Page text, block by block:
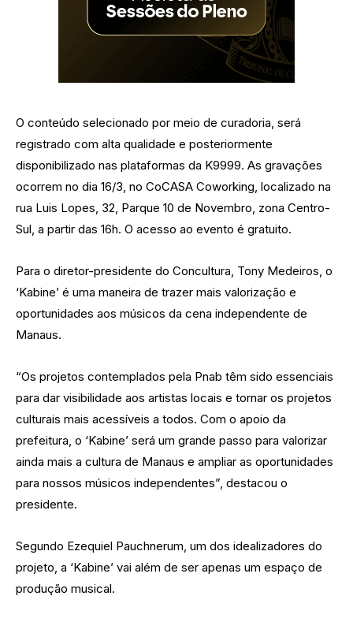
O conteúdo selecionado por meio de curadoria, será
registrado com alta qualidade e posteriormente
disponibilizado nas plataformas da K9999. As gravações
ocorrem no dia 16/3, no CoCASA Coworking, localizado na
rua Luis Lopes, 32, Parque 10 de Novembro, zona Centro-
Sul, a partir das 16h. O acesso ao evento é gratuito.
Para o diretor-presidente do Concultura, Tony Medeiros, o
‘Kabine’ é uma maneira de trazer mais valorização e
oportunidades aos músicos da cena independente de
Manaus.
“Os projetos contemplados pela Pnab têm sido essenciais
para dar visibilidade aos artistas locais e tornar os projetos
culturais mais acessíveis a todos. Com o apoio da
prefeitura, o ‘Kabine’ será um grande passo para valorizar
ainda mais a cultura de Manaus e ampliar as oportunidades
para nossos músicos independentes”, destacou o
presidente.
Segundo Ezequiel Pauchnerum, um dos idealizadores do
projeto, a ‘Kabine’ vai além de ser apenas um espaço de
produção musical.